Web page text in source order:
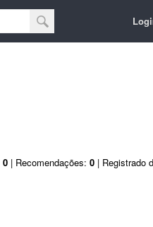
0 | Recomendações: 0 | Registrado